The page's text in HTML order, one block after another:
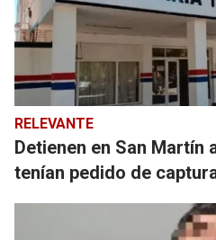
RELEVANTE
Detienen en San Martín
tenían pedido de